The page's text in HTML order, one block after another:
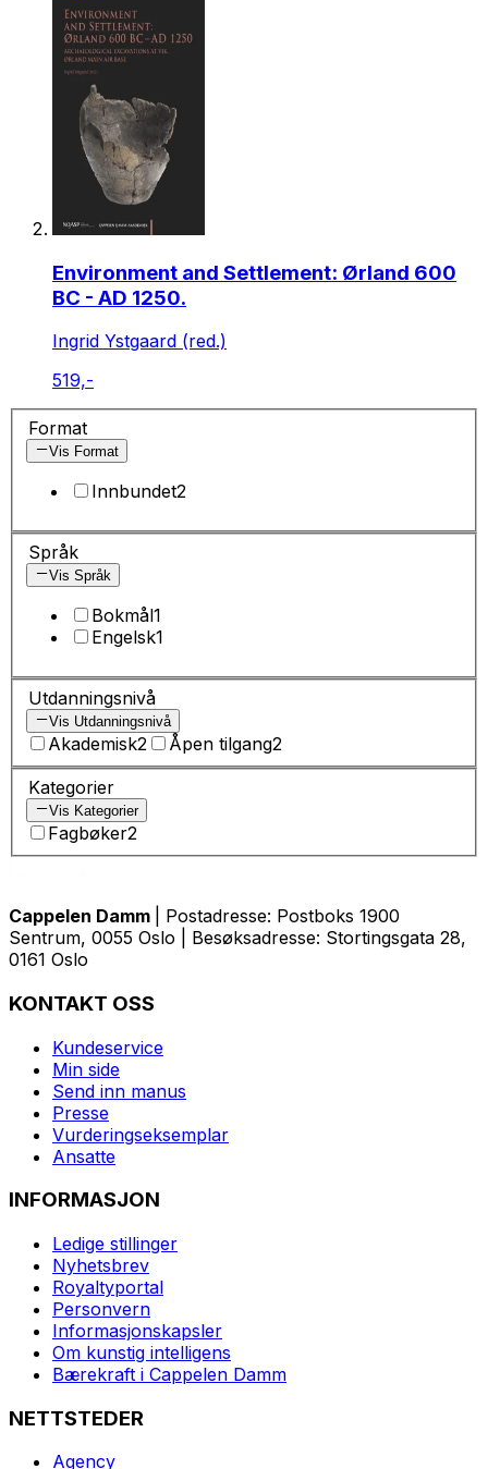
Environment and Settlement: Ørland 600
BC - AD 1250.
Ingrid Ystgaard (red.)
519,-
Format
Vis Format
Innbundet2
Språk
Vis Språk
Bokmål1
Engelsk1
Utdanningsnivå
Vis Utdanningsnivå
Akademisk2 Åpen tilgang2
Kategorier
Vis Kategorier
Fagbøker2
Cappelen Damm
| Postadresse: Postboks 1900
Sentrum, 0055 Oslo | Besøksadresse: Stortingsgata 28,
0161 Oslo
KONTAKT OSS
Kundeservice
Min side
Send inn manus
Presse
Vurderingseksemplar
Ansatte
INFORMASJON
Ledige stillinger
Nyhetsbrev
Royaltyportal
Personvern
Informasjonskapsler
Om kunstig intelligens
Bærekraft i Cappelen Damm
NETTSTEDER
Agency